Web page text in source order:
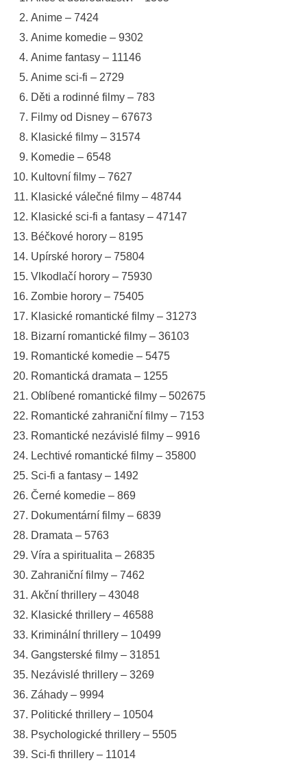
Anime – 7424
Anime komedie – 9302
Anime fantasy – 11146
Anime sci-fi – 2729
Děti a rodinné filmy – 783
Filmy od Disney – 67673
Klasické filmy – 31574
Komedie – 6548
Kultovní filmy – 7627
Klasické válečné filmy – 48744
Klasické sci-fi a fantasy – 47147
Béčkové horory – 8195
Upírské horory – 75804
Vlkodlačí horory – 75930
Zombie horory – 75405
Klasické romantické filmy – 31273
Bizarní romantické filmy – 36103
Romantické komedie – 5475
Romantická dramata – 1255
Oblíbené romantické filmy – 502675
Romantické zahraniční filmy – 7153
Romantické nezávislé filmy – 9916
Lechtivé romantické filmy – 35800
Sci-fi a fantasy – 1492
Černé komedie – 869
Dokumentární filmy – 6839
Dramata – 5763
Víra a spiritualita – 26835
Zahraniční filmy – 7462
Akční thrillery – 43048
Klasické thrillery – 46588
Kriminální thrillery – 10499
Gangsterské filmy – 31851
Nezávislé thrillery – 3269
Záhady – 9994
Politické thrillery – 10504
Psychologické thrillery – 5505
Sci-fi thrillery – 11014